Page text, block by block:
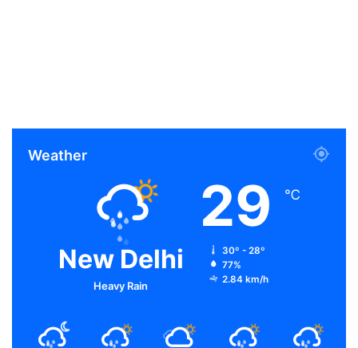
Weather
New Delhi
Heavy Rain
29 ℃
30º - 28º
77%
2.84 km/h